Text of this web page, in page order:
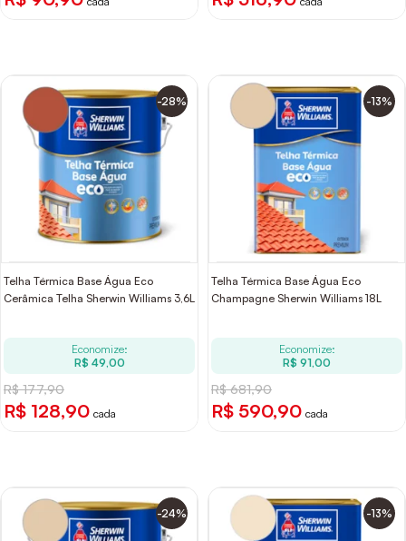
-28%
Telha Térmica Base Água Eco
Cerâmica Telha Sherwin Williams 3,6L
Economize:
R$ 49,00
R$ 177,90
R$ 128,90 cada
-13%
Telha Térmica Base Água Eco
Champagne Sherwin Williams 18L
Economize:
R$ 91,00
R$ 681,90
R$ 590,90 cada
-24% -13%